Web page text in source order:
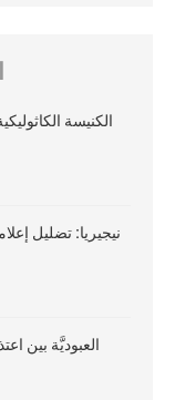
الكنيسة
نيجيريا: تضليل
العبوديَّة بين